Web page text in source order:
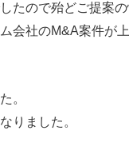
たので殆どご提案
会社のM&A案件が
。
りました。